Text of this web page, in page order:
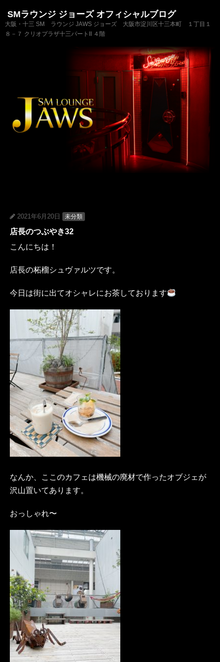
SMラウンジ ジョーズ オフィシャルブログ
大阪・十三 SM ラウンジ JAWS ジョーズ 大阪市淀川区十三本町 １丁目１
８－７ クリオプラザ十三パートII ４階
2021年6月20日 未分類
店長のつぶやき32
こんにちは！
店長の柘榴シュヴァルツです。
今日は街に出てオシャレにお茶しております
なんか、ここのカフェは機械の廃材で作ったオブジェが
沢山置いてあります。
おっしゃれ〜